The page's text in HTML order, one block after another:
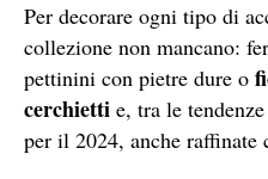
Per decorare ogni tipo di
collezione non mancano:
pettinini con pietre dure o
cerchietti e, tra le
per il 2024, anche raffinate